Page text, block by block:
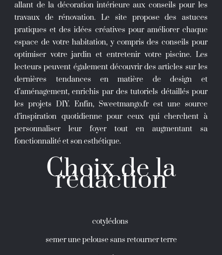
allant de la décoration intérieure aux conseils pour les
travaux de rénovation. Le site propose des astuces
pratiques et des idées créatives pour améliorer chaque
espace de votre habitation, y compris des conseils pour
optimiser votre jardin et entretenir votre piscine. Les
lecteurs peuvent également découvrir des articles sur les
dernières tendances en matière de design et
d’aménagement, enrichis par des tutoriels détaillés pour
les projets DIY. Enfin, Sweetmango.fr est une source
d’inspiration quotidienne pour ceux qui cherchent à
personnaliser leur foyer tout en augmentant sa
fonctionnalité et son esthétique.
Choix de la
rédaction
cotylédons
semer une pelouse sans retourner terre